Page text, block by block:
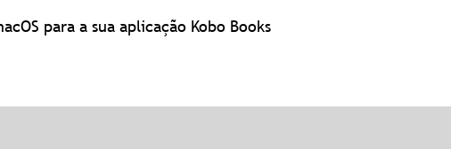
para a sua aplicação Kobo Books